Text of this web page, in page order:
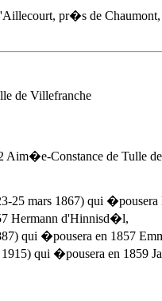
pr�s de Chaumont,
de Villefranche
Aim�e-Constance de Tulle
mars 1867) qui
Hermann d'Hinnisd�l,
qui �pousera en 1857
qui �pousera en 1859